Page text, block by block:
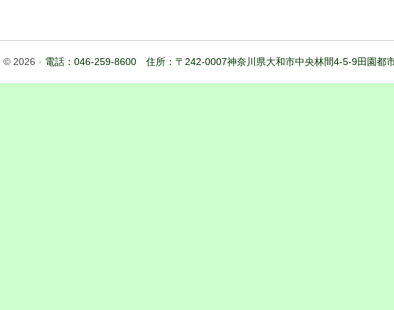
© 2026 電話：046-259-8600 住所：〒242-0007神奈川県大和市中央林間4-5-9田園都